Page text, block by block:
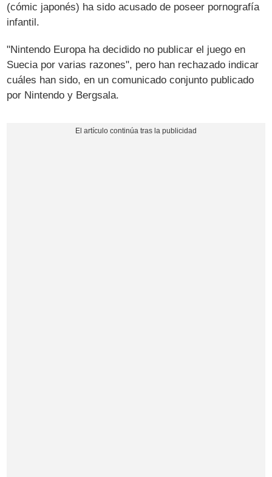
(cómic japonés) ha sido acusado de poseer pornografía
infantil.
"Nintendo Europa ha decidido no publicar el juego en
Suecia por varias razones", pero han rechazado indicar
cuáles han sido, en un comunicado conjunto publicado
por Nintendo y Bergsala.